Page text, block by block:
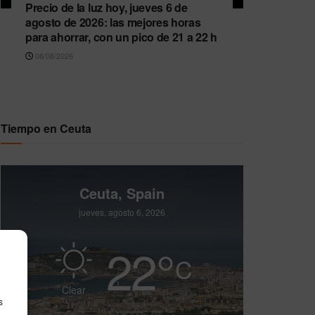
Precio de la luz hoy, jueves 6 de
agosto de 2026: las mejores horas
para ahorrar, con un pico de 21 a 22 h
06/08/2026
Tiempo en Ceuta
Ceuta, Spain
jueves, agosto 6, 2026
Clear 22°C